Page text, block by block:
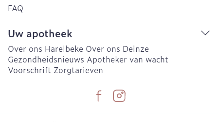
FAQ
Uw apotheek
Over ons Harelbeke Over ons Deinze
Gezondheidsnieuws Apotheker van wacht
Voorschrift Zorgtarieven